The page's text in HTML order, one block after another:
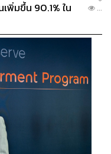
พิ่มขึ้น 90.1% ใน
...